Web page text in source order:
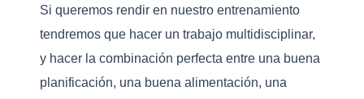
Si queremos rendir en nuestro entrenamiento
tendremos que hacer un trabajo multidisciplinar,
y hacer la combinación perfecta entre una buena
planificación, una buena alimentación, una